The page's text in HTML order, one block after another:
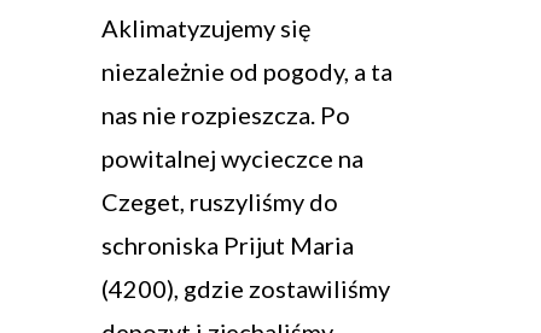
Aklimatyzujemy się
niezależnie od pogody, a ta
nas nie rozpieszcza. Po
powitalnej wycieczce na
Czeget, ruszyliśmy do
schroniska Prijut Maria
(4200), gdzie zostawiliśmy